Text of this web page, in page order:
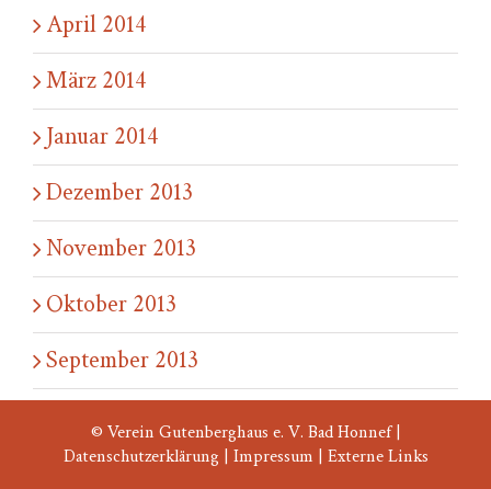
April 2014
März 2014
Januar 2014
Dezember 2013
November 2013
Oktober 2013
September 2013
© Verein Gutenberghaus e. V. Bad Honnef |
Datenschutzerklärung
Impressum Externe Links